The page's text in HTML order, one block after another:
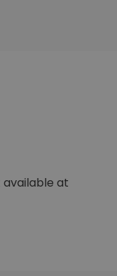
available at